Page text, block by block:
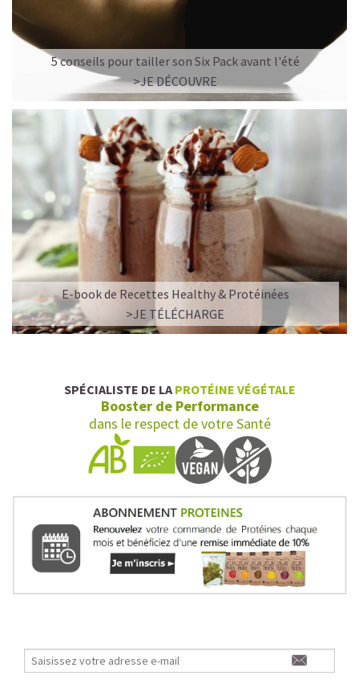
5 conseils pour tailler son Six Pack avant l'été
>JE DÉCOUVRE
E-book de Recettes Healthy & Protéinées
>JE TÉLÉCHARGE
SPÉCIALISTE DE LA PROTÉINE VÉGÉTALE
Booster de Performance
dans le respect de votre Santé